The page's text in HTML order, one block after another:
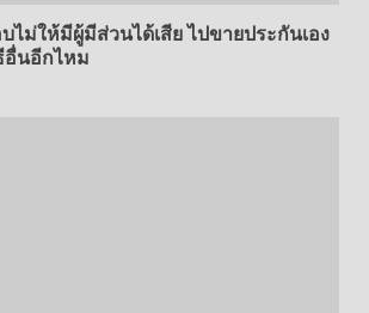
ไม่ให้มีผู้มีส่วนได้เสีย ไปขายประกันเอง
นอีกไหม